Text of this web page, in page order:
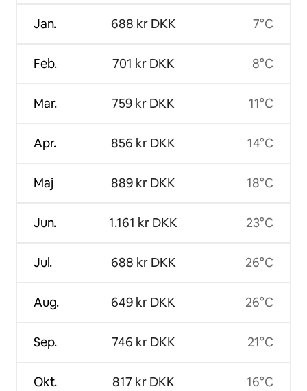
Jan.
Feb.
Mar.
Apr.
Maj
Jun.
Jul.
Aug.
Sep.
Okt.
688 kr DKK
701 kr DKK
759 kr DKK
856 kr DKK
889 kr DKK
1.161 kr DKK
688 kr DKK
649 kr DKK
746 kr DKK
817 kr DKK
7°C
8°C
11°C
14°C
18°C
23°C
26°C
26°C
21°C
16°C